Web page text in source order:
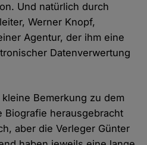
Und natürlich durch
Werner Knopf,
Agentur, der ihm eine
Datenverwertung
Bemerkung zu dem
Biografie herausgebracht
aber die Verleger Günter